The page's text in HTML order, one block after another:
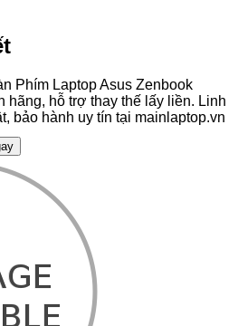
Phím Laptop Asus Zenbook
hãng, hỗ trợ thay thế lấy liền. Linh
bảo hành uy tín tại mainlaptop.vn